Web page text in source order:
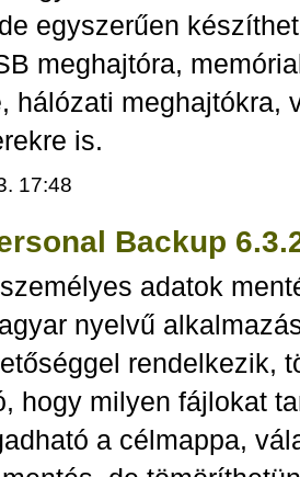
egyszerűen
meghajtóra,
hálózati meghajtókra,
is.
17:48
Backup
adatok
nyelvű
rendelkezik,
hogy milyen fájlokat
a célmappa,